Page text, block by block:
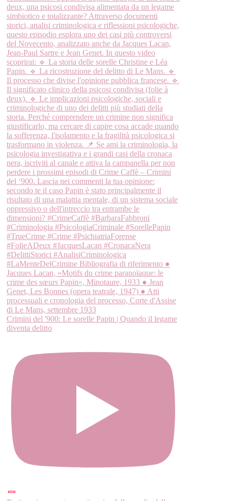
Crimini del '900: Le sorelle Papin | Quando il legame
diventa delitto